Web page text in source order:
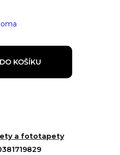
DO KOŠÍKU
a fototapety